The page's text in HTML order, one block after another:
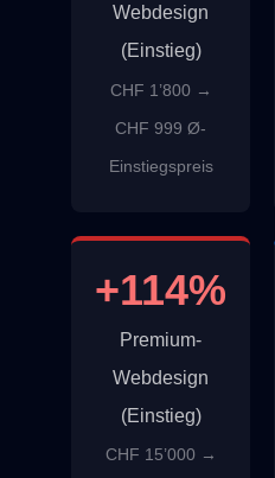
Webdesign
(Einstieg)
CHF 1’800 →
CHF 999 Ø-
Einstiegspreis
+114%
Premium-
Webdesign
(Einstieg)
CHF 15’000 →